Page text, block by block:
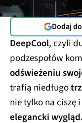
Dodaj
DeepCool, czyli
podzespołów
odświeżeniu
trafią niedługo
nie tylko na ciszę
elegancki wygląd.